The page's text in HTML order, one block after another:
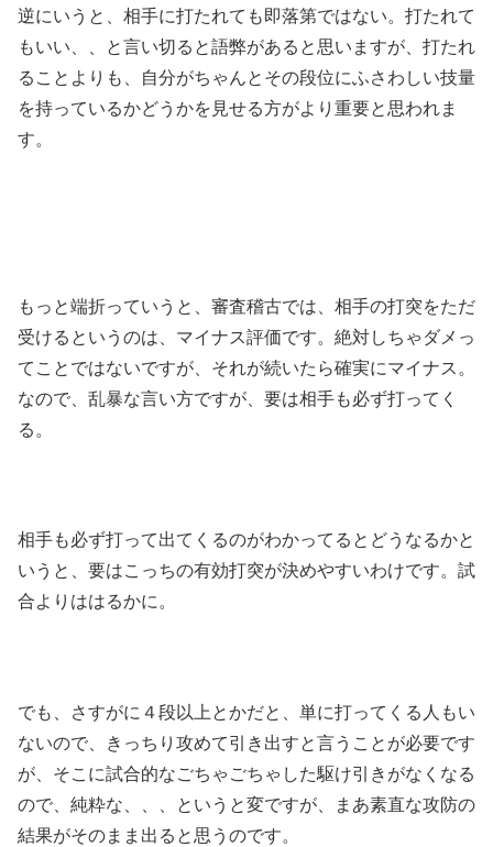
逆にいうと、相手に打たれても即落第ではない。打たれて
もいい、、と言い切ると語弊があると思いますが、打たれ
ることよりも、自分がちゃんとその段位にふさわしい技量
を持っているかどうかを見せる方がより重要と思われま
す。
もっと端折っていうと、審査稽古では、相手の打突をただ
受けるというのは、マイナス評価です。絶対しちゃダメっ
てことではないですが、それが続いたら確実にマイナス。
なので、乱暴な言い方ですが、要は相手も必ず打ってく
る。
相手も必ず打って出てくるのがわかってるとどうなるかと
いうと、要はこっちの有効打突が決めやすいわけです。試
合よりははるかに。
でも、さすがに４段以上とかだと、単に打ってくる人もい
ないので、きっちり攻めて引き出すと言うことが必要です
が、そこに試合的なごちゃごちゃした駆け引きがなくなる
ので、純粋な、、、というと変ですが、まあ素直な攻防の
結果がそのまま出ると思うのです。